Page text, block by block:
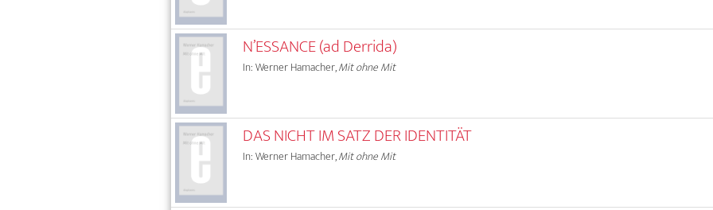
N’ESSANCE (ad Derrida)
In: Werner Hamacher,Mit ohne Mit
DAS NICHT IM SATZ DER IDENTITÄT
In: Werner Hamacher,Mit ohne Mit